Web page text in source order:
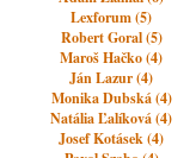
Lexforum (5)
Robert Goral (5)
Maroš Hačko (4)
Ján Lazur (4)
Monika Dubská (4)
Natália Ľalíková (4)
Josef Kotásek (4)